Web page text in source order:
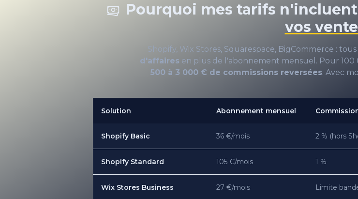
Pourquoi mes tarifs n'incluent
vos
Shopify, Wix Stores, Squarespace, BigCommerce :
d'affaires en plus de l'abonnement mensuel. Pour
500 à 3 000 € de commissions reversées. Avec
Solution Abonnement mensuel
Shopify Basic 36 €/mois 2 % (hors
Shopify Standard 105 €/mois 1 %
Wix Stores Business 27 €/mois Limite